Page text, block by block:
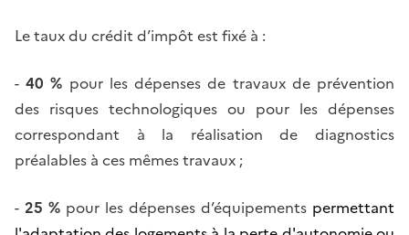
Le taux du crédit d’impôt est fixé à :
-40 % pour les dépenses de travaux de prévention
des risques technologiques ou pour les dépenses
correspondant à la réalisation de diagnostics
préalables à ces mêmes travaux ;
- 25 % pour les dépenses d’équipements permettant